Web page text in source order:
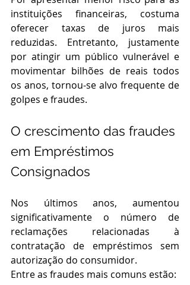
instituições financeiras, costuma
oferecer taxas de juros mais
reduzidas. Entretanto, justamente
por atingir um público vulnerável e
movimentar bilhões de reais todos
os anos, tornou-se alvo frequente de
golpes e fraudes.
O crescimento das fraudes
em Empréstimos
Consignados
Nos últimos anos, aumentou
significativamente o número de
reclamações relacionadas à
contratação de empréstimos sem
autorização do consumidor.
Entre as fraudes mais comuns estão: